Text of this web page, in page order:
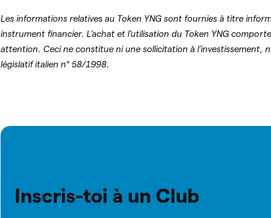
Les informations relatives au Token YNG sont fournies à titre
instrument financier. L’achat et l’utilisation du Token YNG
attention. Ceci ne constitue ni une sollicitation à l’investissement,
législatif italien n° 58/1998.
Inscris-toi à un Club